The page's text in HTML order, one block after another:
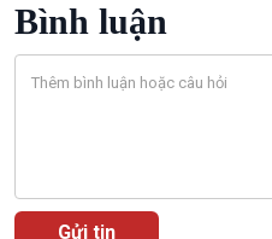
360 độ Sức khỏe
Chuyển đổi Xanh
Tài nguyên và Môi trường
Bình luận